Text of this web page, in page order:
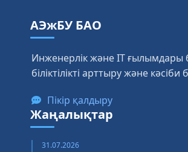
АЭжБУ БАО
Инженерлік және IT
біліктілікті арттыру және кәсіби
Пікір қалдыру
Жаңалықтар
31.07.2026